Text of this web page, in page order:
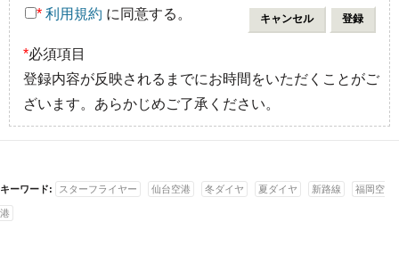
* 利用規約 に同意する。
*必須項目
登録内容が反映されるまでにお時間をいただくことがご
ざいます。あらかじめご了承ください。
キーワード: スターフライヤー 仙台空港 冬ダイヤ 夏ダイヤ 新路線 福岡空
港